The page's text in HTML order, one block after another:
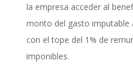
la empresa acceder al
monto del gasto imputable
con el tope del 1% de
imponibles.